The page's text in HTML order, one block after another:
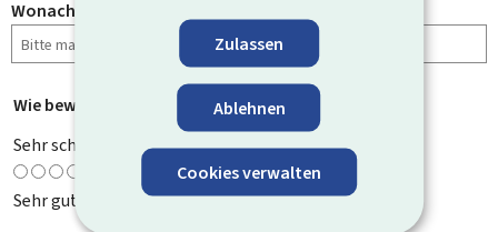
Zulassen
Ablehnen
Cookies verwalten
Wonach haben Sie gesucht?
Wie bewerten Sie diese Seite? *
Sehr schlecht
Sehr gut